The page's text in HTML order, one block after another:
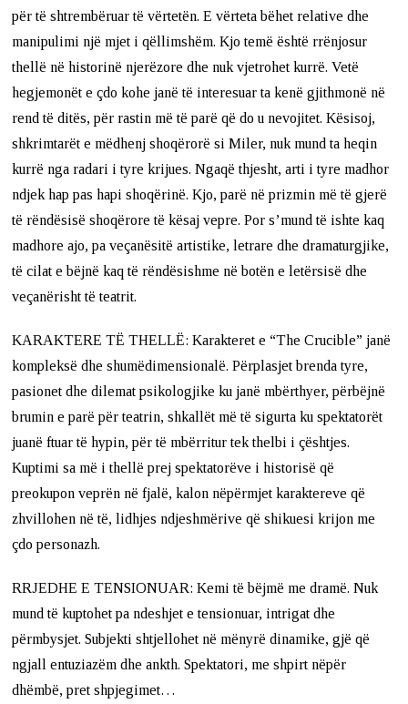
për të shtrembëruar të vërtetën. E vërteta bëhet relative dhe
manipulimi një mjet i qëllimshëm. Kjo temë është rrënjosur
thellë në historinë njerëzore dhe nuk vjetrohet kurrë. Vetë
hegjemonët e çdo kohe janë të interesuar ta kenë gjithmonë në
rend të ditës, për rastin më të parë që do u nevojitet. Kësisoj,
shkrimtarët e mëdhenj shoqërorë si Miler, nuk mund ta heqin
kurrë nga radari i tyre krijues. Ngaqë thjesht, arti i tyre madhor
ndjek hap pas hapi shoqërinë. Kjo, parë në prizmin më të gjerë
të rëndësisë shoqërore të kësaj vepre. Por s’mund të ishte kaq
madhore ajo, pa veçanësitë artistike, letrare dhe dramaturgjike,
të cilat e bëjnë kaq të rëndësishme në botën e letërsisë dhe
veçanërisht të teatrit.
KARAKTERE TË THELLË: Karakteret e “The Crucible” janë
kompleksë dhe shumëdimensionalë. Përplasjet brenda tyre,
pasionet dhe dilemat psikologjike ku janë mbërthyer, përbëjnë
brumin e parë për teatrin, shkallët më të sigurta ku spektatorët
juanë ftuar të hypin, për të mbërritur tek thelbi i çështjes.
Kuptimi sa më i thellë prej spektatorëve i historisë që
preokupon veprën në fjalë, kalon nëpërmjet karaktereve që
zhvillohen në të, lidhjes ndjeshmërive që shikuesi krijon me
çdo personazh.
RRJEDHE E TENSIONUAR: Kemi të bëjmë me dramë. Nuk
mund të kuptohet pa ndeshjet e tensionuar, intrigat dhe
përmbysjet. Subjekti shtjellohet në mënyrë dinamike, gjë që
ngjall entuziazëm dhe ankth. Spektatori, me shpirt nëpër
dhëmbë, pret shpjegimet…